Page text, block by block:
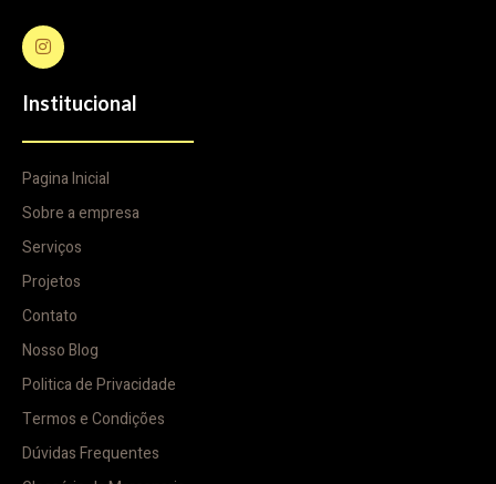
Institucional
Pagina Inicial
Sobre a empresa
Serviços
Projetos
Contato
Nosso Blog
Politica de Privacidade
Termos e Condições
Dúvidas Frequentes